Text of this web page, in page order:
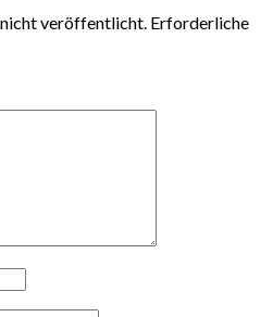
veröffentlicht. Erforderliche